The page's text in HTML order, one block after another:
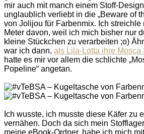
mir auch mit manch einem Stoff-
unglaublich verliebt in die „Beware of
von Jolijou für Farbenmix. Ich streichle
Meter davon, weil ich mich bisher nur
kleine Stückchen zu verarbeiten ;o)
war ich dann, als Lila-Lotta ihre Mosca
hatte es mir vor allem die schlichte
Popeline“ angetan.
Ich wusste, ich musste diese Käfer zu
vernähen. Doch da sich mein